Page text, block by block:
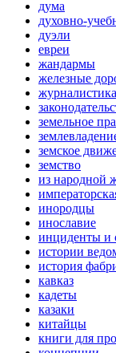
дума
духовно-
дуэли
евреи
жандармы
железные
земельное
земское
земство
из народной
инородцы
инославие
инциденты и
истории
история
кавказ
кадеты
казаки
китайцы
книги для